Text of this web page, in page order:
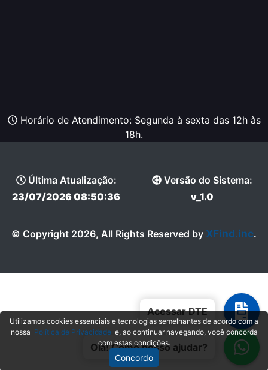
Acessar DTE
Olá! Como posso ajudar?
Horário de Atendimento: Segunda à sexta das 12h às
18h.
Última Atualização:
23/07/2026 08:50:36
Versão do Sistema:
v_1.0
© Copyright 2026, All Rights Reserved by XFind.inc.
Utilizamos cookies essenciais e tecnologias semelhantes de acordo com a
nossa Política de Privacidadee, ao continuar navegando, você concorda
com estas condições.
Concordo